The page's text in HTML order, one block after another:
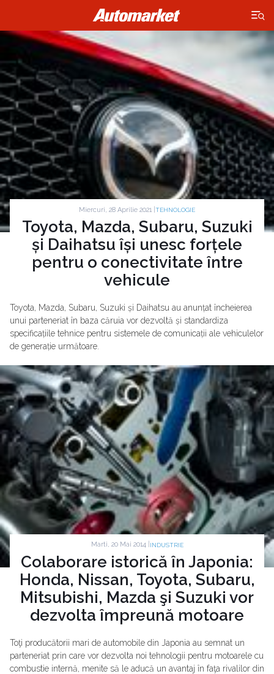
×
Miercuri, 28 Aprilie 2021 | TEHNOLOGIE
Toyota, Mazda, Subaru, Suzuki
și Daihatsu își unesc forțele
pentru o conectivitate între
vehicule
Toyota, Mazda, Subaru, Suzuki și Daihatsu au anunțat încheierea
unui parteneriat în baza căruia vor dezvoltă și standardiza
specificațiile tehnice pentru sistemele de comunicații ale vehiculelor
de generație următoare.
Marti, 20 Mai 2014 | INDUSTRIE
Colaborare istorică în Japonia:
Honda, Nissan, Toyota, Subaru,
Mitsubishi, Mazda şi Suzuki vor
dezvolta împreună motoare
Toţi producătorii mari de automobile din Japonia au semnat un
parteneriat prin care vor dezvolta noi tehnologii pentru motoarele cu
combustie internă, menite să le aducă un avantaj în faţa rivalilor din